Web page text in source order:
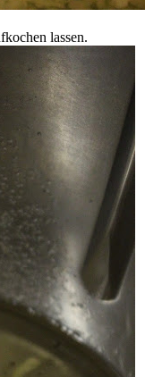
lassen.